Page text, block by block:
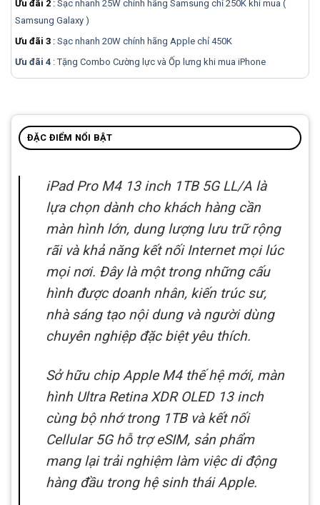
Ưu đãi 2 : Sạc nhanh 25W chính hãng Samsung chỉ 250K khi mua (
Samsung Galaxy )
Ưu đãi 3 : Sạc nhanh 20W chính hãng Apple chỉ 450K
Ưu đãi 4 : Tặng Combo Cường lực và Ốp lưng khi mua iPhone
ĐẶC ĐIỂM NỔI BẬT
iPad Pro M4 13 inch 1TB 5G LL/A là
lựa chọn dành cho khách hàng cần
màn hình lớn, dung lượng lưu trữ rộng
rãi và khả năng kết nối Internet mọi lúc
mọi nơi. Đây là một trong những cấu
hình được doanh nhân, kiến trúc sư,
nhà sáng tạo nội dung và người dùng
chuyên nghiệp đặc biệt yêu thích.
Sở hữu chip Apple M4 thế hệ mới, màn
hình Ultra Retina XDR OLED 13 inch
cùng bộ nhớ trong 1TB và kết nối
Cellular 5G hỗ trợ eSIM, sản phẩm
mang lại trải nghiệm làm việc di động
hàng đầu trong hệ sinh thái Apple.